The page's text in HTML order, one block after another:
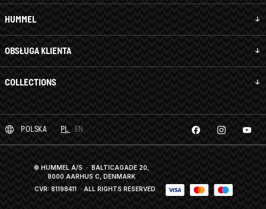
HUMMEL
OBSŁUGA KLIENTA
COLLECTIONS
POLSKA PL EN
© HUMMEL A/S · BALTICAGADE 20,
8000 AARHUS C, DENMARK
CVR: 81198411 · ALL RIGHTS RESERVED